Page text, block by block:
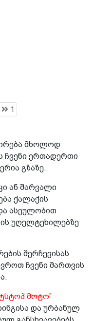
1
მხოლოდ
ჩვენი ერთადერთი
გზაზე.
ან შარვალი
ქალაქის
ასეულობით
უღელტეხილებზე
შერჩევისას
ჩვენი მართვის
მოტო”
და ურბანულ